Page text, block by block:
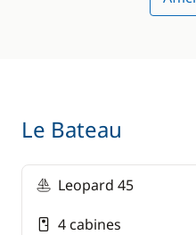
Taxe
l'aéroport)
Le Bateau
Leopard 45
4 cabines